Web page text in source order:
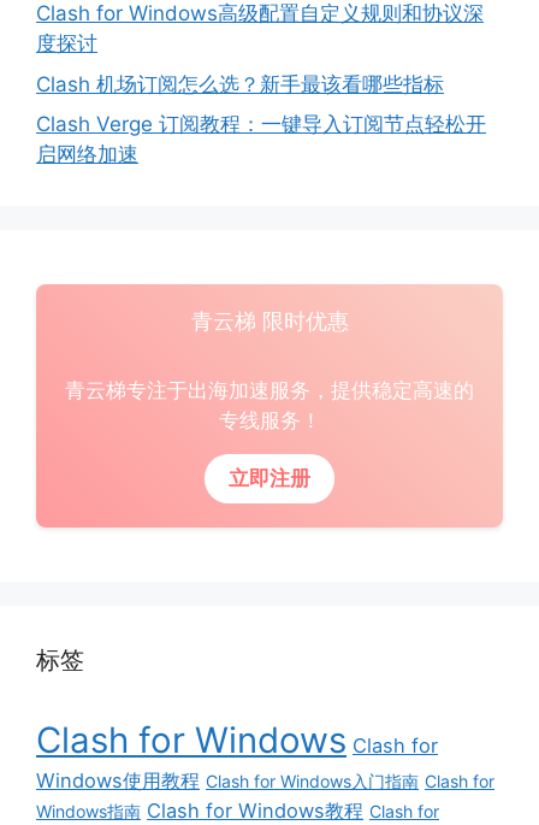
Clash for Windows高级配置自定义规则和协议深
度探讨
Clash 机场订阅怎么选？新手最该看哪些指标
Clash Verge 订阅教程：一键导入订阅节点轻松开
启网络加速
青云梯 限时优惠
青云梯专注于出海加速服务，提供稳定高速的
专线服务！
立即注册
标签
Clash for Windows Clash for
Windows使用教程 Clash for Windows入门指南 Clash for
Windows指南 Clash for Windows教程 Clash for